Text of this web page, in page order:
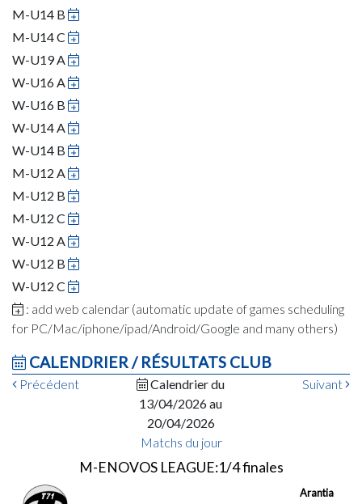
M-U14 B
M-U14 C
W-U19 A
W-U16 A
W-U16 B
W-U14 A
W-U14 B
M-U12 A
M-U12 B
M-U12 C
W-U12 A
W-U12 B
W-U12 C
: add web calendar (automatic update of games scheduling
for PC/Mac/iphone/ipad/Android/Google and many others)
CALENDRIER / RÉSULTATS CLUB
Précédent
Calendrier du
13/04/2026 au
20/04/2026
Suivant
Matchs du jour
M-ENOVOS LEAGUE:1/4 finales
Arantia